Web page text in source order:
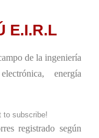
E.I.R.L
de la ingeniería
energía
to subscribe!
registrado según